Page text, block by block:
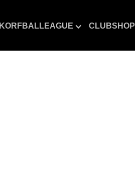
KORFBALLEAGUE CLUBSHOP